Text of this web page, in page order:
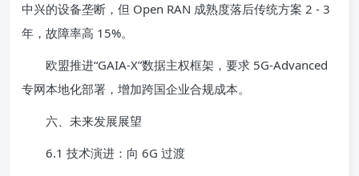
中兴的设备垄断，但 Open RAN 成熟度落后传统方案 2 - 3
年，故障率高 15%。
欧盟推进“GAIA-X”数据主权框架，要求 5G-Advanced
专网本地化部署，增加跨国企业合规成本。
六、未来发展展望
6.1 技术演进：向 6G 过渡